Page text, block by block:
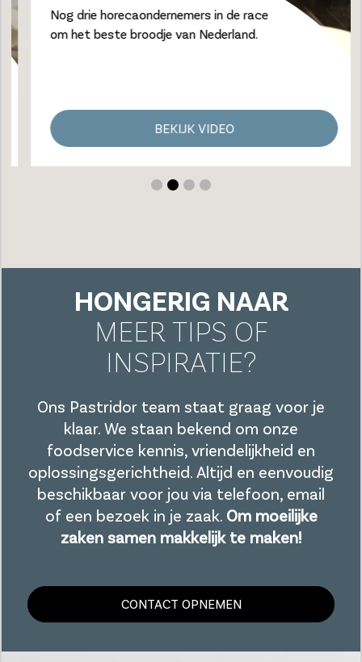
Nog drie horecaondernemers in de race
om het beste broodje van Nederland.
BEKIJK VIDEO
HONGERIG NAAR
MEER TIPS OF
INSPIRATIE?
Ons Pastridor team staat graag voor je
klaar. We staan bekend om onze
foodservice kennis, vriendelijkheid en
oplossingsgerichtheid. Altijd en eenvoudig
beschikbaar voor jou via telefoon, email
of een bezoek in je zaak. Om moeilijke
zaken samen makkelijk te maken!
CONTACT OPNEMEN